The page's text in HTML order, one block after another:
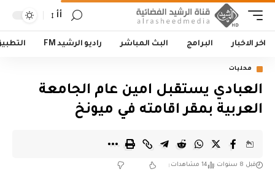
أأ
اخر الاخبار البرامج البث المباشر راديو الرشيد FM
محليات
العبادي يستقبل امين عام الجامعة
العربية بمقر اقامته في ميونخ
قبل 8 سنوات 14 مشاهدات